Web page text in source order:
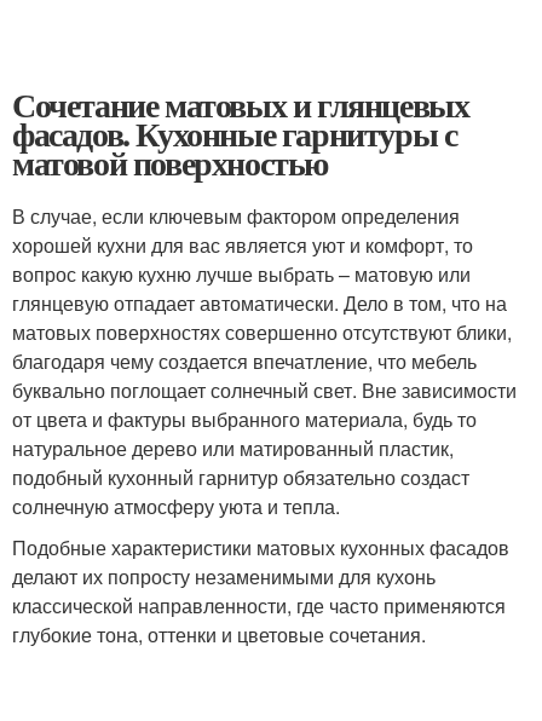
Сочетание матовых и глянцевых
фасадов. Кухонные гарнитуры с
матовой поверхностью
В случае, если ключевым фактором определения
хорошей кухни для вас является уют и комфорт, то
вопрос какую кухню лучше выбрать – матовую или
глянцевую отпадает автоматически. Дело в том, что на
матовых поверхностях совершенно отсутствуют блики,
благодаря чему создается впечатление, что мебель
буквально поглощает солнечный свет. Вне зависимости
от цвета и фактуры выбранного материала, будь то
натуральное дерево или матированный пластик,
подобный кухонный гарнитур обязательно создаст
солнечную атмосферу уюта и тепла.
Подобные характеристики матовых кухонных фасадов
делают их попросту незаменимыми для кухонь
классической направленности, где часто применяются
глубокие тона, оттенки и цветовые сочетания.